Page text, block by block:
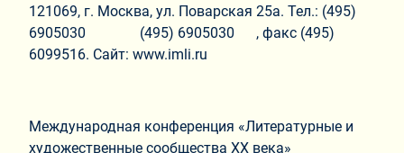
121069, г. Москва, ул. Поварская 25а. Тел.: (495)
6905030 (495) 6905030 , факс (495)
6099516. Сайт: www.imli.ru
Международная конференция «Литературные и
художественные сообщества XX века»